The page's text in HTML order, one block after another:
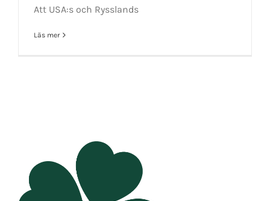
Att USA:s och Rysslands
Läs mer